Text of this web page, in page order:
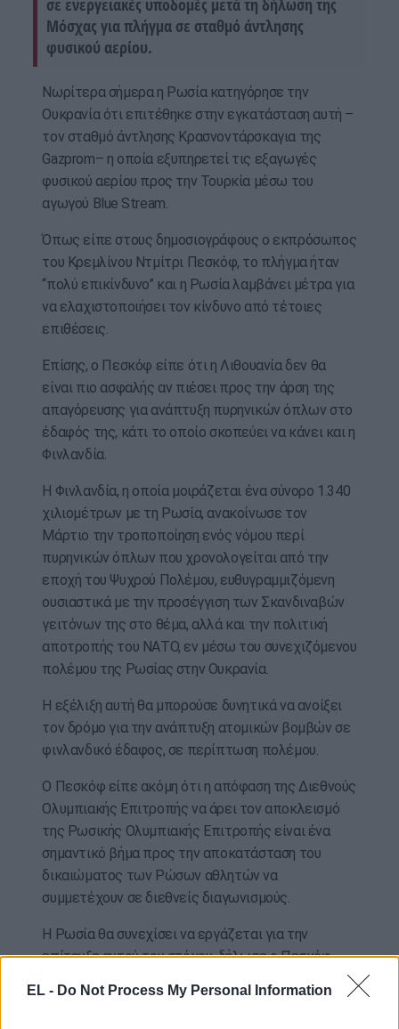
EL - Do Not Process My Personal Information
σε ενεργειακές υποδομές μετά τη δήλωση της
Μόσχας για πλήγμα σε σταθμό άντλησης
φυσικού αερίου.
Νωρίτερα σήμερα η Ρωσία κατηγόρησε την
Ουκρανία ότι επιτέθηκε στην εγκατάσταση αυτή –
τον σταθμό άντλησης Κρασνοντάρσκαγια της
Gazprom– η οποία εξυπηρετεί τις εξαγωγές
φυσικού αερίου προς την Τουρκία μέσω του
αγωγού Blue ⁠Stream.
Όπως είπε στους δημοσιογράφους ο εκπρόσωπος
του Κρεμλίνου Ντμίτρι Πεσκόφ, το πλήγμα ήταν
“πολύ επικίνδυνο” και η Ρωσία λαμβάνει μέτρα για
να ελαχιστοποιήσει τον κίνδυνο από τέτοιες
επιθέσεις.
Επίσης, ο Πεσκόφ είπε ότι η Λιθουανία δεν θα
είναι πιο ασφαλής αν πιέσει προς την άρση της
απαγόρευσης για ανάπτυξη πυρηνικών όπλων στο
έδαφός της, κάτι το οποίο σκοπεύει να κάνει και η
Φινλανδία.
Η Φινλανδία, η οποία μοιράζεται ένα σύνορο 1.340
χιλιομέτρων με τη Ρωσία, ανακοίνωσε τον
Μάρτιο την τροποποίηση ενός νόμου περί
πυρηνικών όπλων που χρονολογείται από την
εποχή του Ψυχρού Πολέμου, ευθυγραμμιζόμενη
ουσιαστικά με την προσέγγιση των Σκανδιναβών
γειτόνων της στο θέμα, αλλά και την πολιτική
αποτροπής του ΝΑΤΟ, εν μέσω του συνεχιζόμενου
πολέμου της Ρωσίας στην Ουκρανία.
Η εξέλιξη αυτή θα μπορούσε δυνητικά να ανοίξει
τον δρόμο για την ανάπτυξη ατομικών βομβών σε
φινλανδικό έδαφος, σε περίπτωση πολέμου.
Ο Πεσκόφ είπε ακόμη ότι η απόφαση της Διεθνούς
Ολυμπιακής Επιτροπής να άρει τον αποκλεισμό
της Ρωσικής Ολυμπιακής Επιτροπής είναι ένα
σημαντικό βήμα προς την αποκατάσταση του
δικαιώματος των Ρώσων αθλητών να
συμμετέχουν σε διεθνείς διαγωνισμούς.
Η Ρωσία θα συνεχίσει να εργάζεται για την
επίτευξη αυτού του στόχου, δήλωσε ο Πεσκόφ